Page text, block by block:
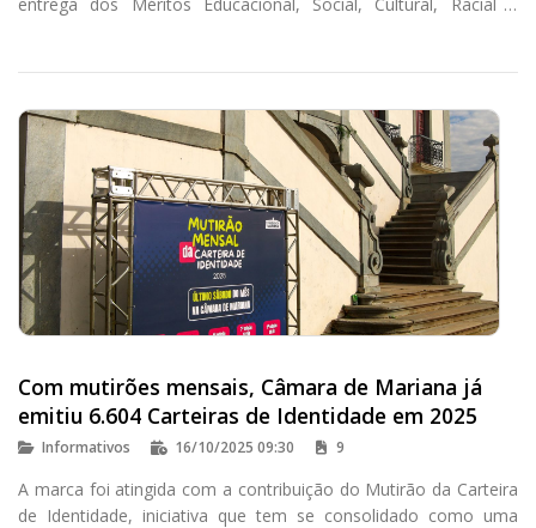
Com mutirões mensais, Câmara de Mariana já
emitiu 6.604 Carteiras de Identidade em 2025
Informativos 16/10/2025 09:30 9
A marca foi atingida com a contribuição do Mutirão da Carteira
de Identidade, iniciativa que tem se consolidado como uma